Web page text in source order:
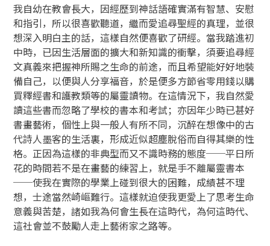
我自幼在教會長大，因經歷到神話語確實滿有智慧、安慰
和指引，所以很喜歡聽道，繼而愛追尋聖經的真理，並很
想深入明白主的話，這樣自然便喜歡了研經。當我踏進初
中時，已因生活層面的擴大和新知識的衝擊，須要追尋經
文真義來把握神所賜之生命的前途，而且希望能好好地裝
備自己，以便與人分享福音，於是便多方節省零用錢以購
買釋經書和護教類等的屬靈讀物。在這情況下，我自然愛
讀這些書而忽略了學校的書本和考試；亦因年少時已甚好
書畫藝術，個性上與一般人有所不同，沉醉在想像中的古
代詩人墨客的生活裏，形成近似超塵脫俗而自得其樂的性
格。正因為這樣的非典型而又不識時務的態度──平日所
花的時間若不是在畫藝的練習上，就是手不離屬靈書本
──使我在實際的學業上碰到很大的困難，成績甚不理
想，士途當然崎嶇難行。這樣就迫使我更愛上了思考生命
意義與苦楚，諸如我為何會生長在這時代，為何這時代、
這社會並不鼓勵人走上藝術家之路等。